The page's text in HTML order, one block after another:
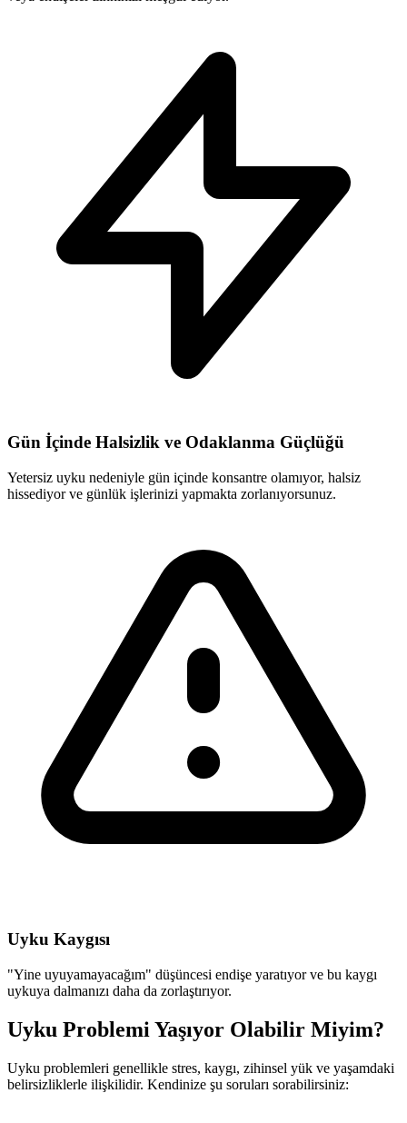
Gün İçinde Halsizlik ve Odaklanma Güçlüğü
Yetersiz uyku nedeniyle gün içinde konsantre olamıyor, halsiz
hissediyor ve günlük işlerinizi yapmakta zorlanıyorsunuz.
Uyku Kaygısı
"Yine uyuyamayacağım" düşüncesi endişe yaratıyor ve bu kaygı
uykuya dalmanızı daha da zorlaştırıyor.
Uyku Problemi Yaşıyor Olabilir Miyim?
Uyku problemleri genellikle stres, kaygı, zihinsel yük ve yaşamdaki
belirsizliklerle ilişkilidir. Kendinize şu soruları sorabilirsiniz: